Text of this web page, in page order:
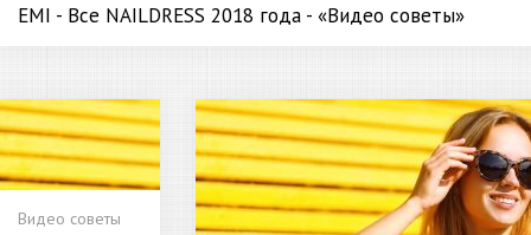
EMI - Все NAILDRESS 2018 года - «Видео советы»
Видео советы